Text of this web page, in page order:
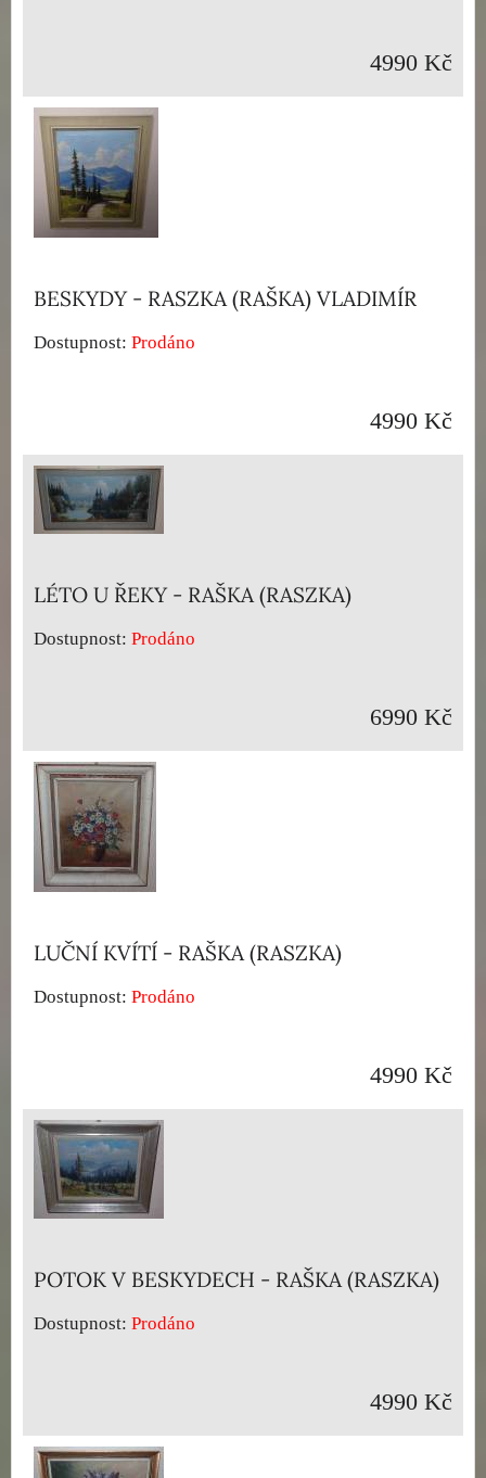
4990 Kč
BESKYDY - RASZKA (RAŠKA) VLADIMÍR
Dostupnost: Prodáno
4990 Kč
LÉTO U ŘEKY - RAŠKA (RASZKA)
Dostupnost: Prodáno
6990 Kč
LUČNÍ KVÍTÍ - RAŠKA (RASZKA)
Dostupnost: Prodáno
4990 Kč
POTOK V BESKYDECH - RAŠKA (RASZKA)
Dostupnost: Prodáno
4990 Kč